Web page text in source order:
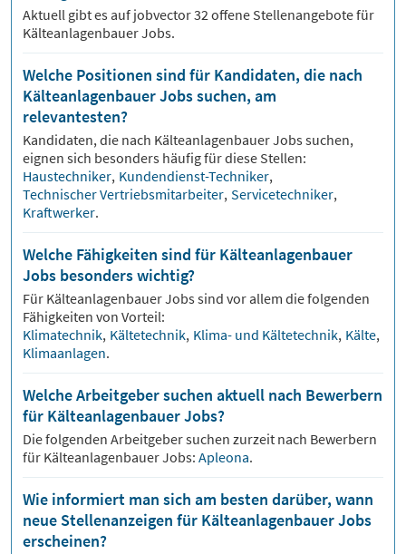
Aktuell gibt es auf jobvector32offene Stellenangebote für
Kälteanlagenbauer Jobs.
Welche Positionen sind für Kandidaten, die nach
Kälteanlagenbauer Jobs suchen, am
relevantesten?
Kandidaten, die nach KälteanlagenbauerJobs suchen,
eignen sich besonders häufig für diese Stellen:
Haustechniker, Kundendienst-Techniker,
Technischer Vertriebsmitarbeiter, Servicetechniker,
Kraftwerker.
Welche Fähigkeiten sind für Kälteanlagenbauer
Jobs besonders wichtig?
Für KälteanlagenbauerJobs sind vor allem die folgenden
Fähigkeiten von Vorteil:
Klimatechnik, Kältetechnik, Klima- und Kältetechnik, Kälte,
Klimaanlagen.
Welche Arbeitgeber suchen aktuell nach Bewerbern
für Kälteanlagenbauer Jobs?
Die folgenden Arbeitgeber suchen zurzeit nach Bewerbern
für KälteanlagenbauerJobs: Apleona.
Wie informiert man sich am besten darüber, wann
neue Stellenanzeigen für Kälteanlagenbauer Jobs
erscheinen?